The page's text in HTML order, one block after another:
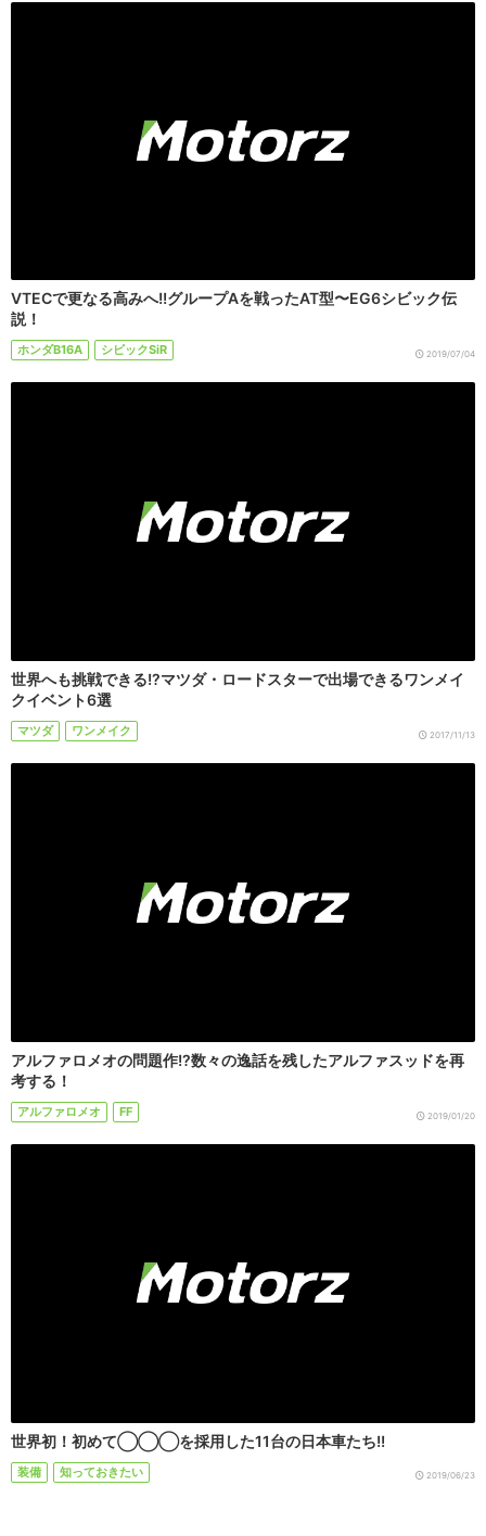
VTECで更なる高みへ!!グループAを戦ったAT型〜EG6シビック伝
説！
ホンダB16A シビックSiR 2019/07/04
世界へも挑戦できる!?マツダ・ロードスターで出場できるワンメイ
クイベント6選
マツダ ワンメイク 2017/11/13
アルファロメオの問題作!?数々の逸話を残したアルファスッドを再
考する！
アルファロメオ FF 2019/01/20
世界初！初めて◯◯◯を採用した11台の日本車たち!!
装備 知っておきたい 2019/06/23